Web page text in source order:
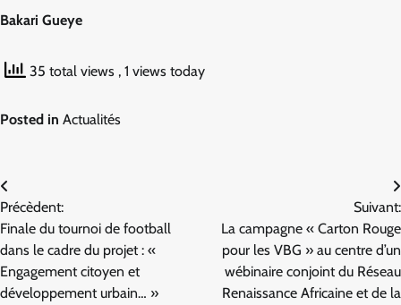
Bakari Gueye
35 total views , 1 views today
Posted in Actualités
Navigation
de
l’article
Précèdent:
Finale du tournoi de football
dans le cadre du projet : «
Engagement citoyen et
développement urbain… »
Suivant:
La campagne « Carton Rouge
pour les VBG » au centre d’un
wébinaire conjoint du Réseau
Renaissance Africaine et de la